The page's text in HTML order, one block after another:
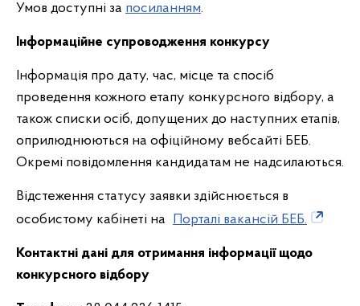
Умов доступні за посиланням.
Інформаційне супроводження конкурсу
Інформація про дату, час, місце та спосіб
проведення кожного етапу конкурсного відбору, а
також списки осіб, допущених до наступних етапів,
оприлюднюються на офіційному вебсайті БЕБ.
Окремі повідомлення кандидатам не надсилаються.
Відстеження статусу заявки здійснюється в
особистому кабінеті на Порталі вакансій БЕБ.
Контактні дані для отримання інформації щодо
конкурсного відбору